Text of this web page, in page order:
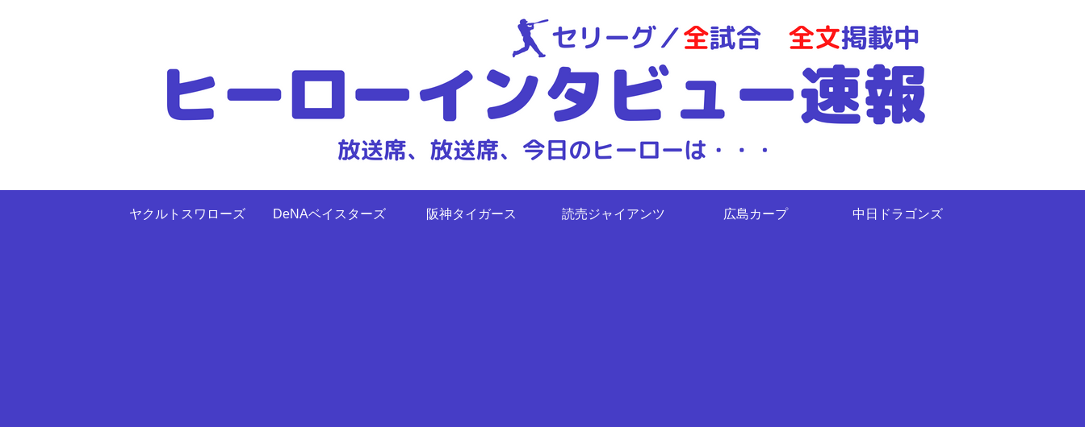
ヤクルトスワローズ DeNAベイスターズ 阪神タイガース 読売ジャイアンツ 広島カープ 中日ドラゴンズ